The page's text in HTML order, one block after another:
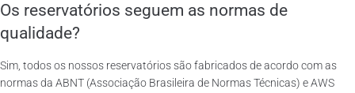
Os reservatórios seguem as normas de
qualidade?
Sim, todos os nossos reservatórios são fabricados de acordo com as
normas da ABNT (Associação Brasileira de Normas Técnicas) e AWS